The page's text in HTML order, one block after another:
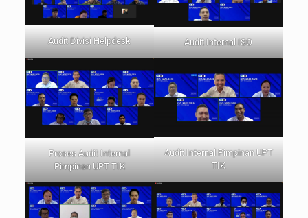
Audit Divisi Helpdesk Audit Internal ISO
Proses Audit Internal
Pimpinan UPT TIK
Audit Internal Pimpinan UPT
TIK